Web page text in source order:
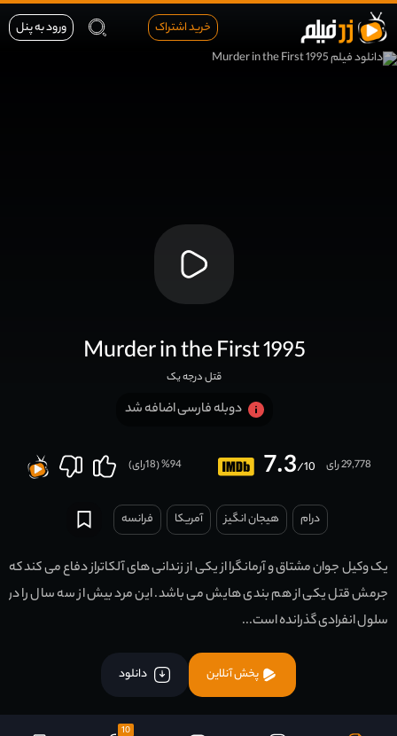
خرید اشتراک ورود به پنل
Murder in the First 1995
قتل درجه یک
دوبله فارسی اضافه شد
7.3/10 29,778 رای 94
% (
18رای)
درام هیجان انگیز آمریکا فرانسه
یک وکیل جوان مشتاق و آرمانگرا از یکی از زندانی های آلکاتراز دفاع می کند که
جرمش قتل یکی از هم بندی هایش می باشد. این مرد بیش از سه سال را در
سلول انفرادی گذرانده است...
پخش آنلاین دانلود
10